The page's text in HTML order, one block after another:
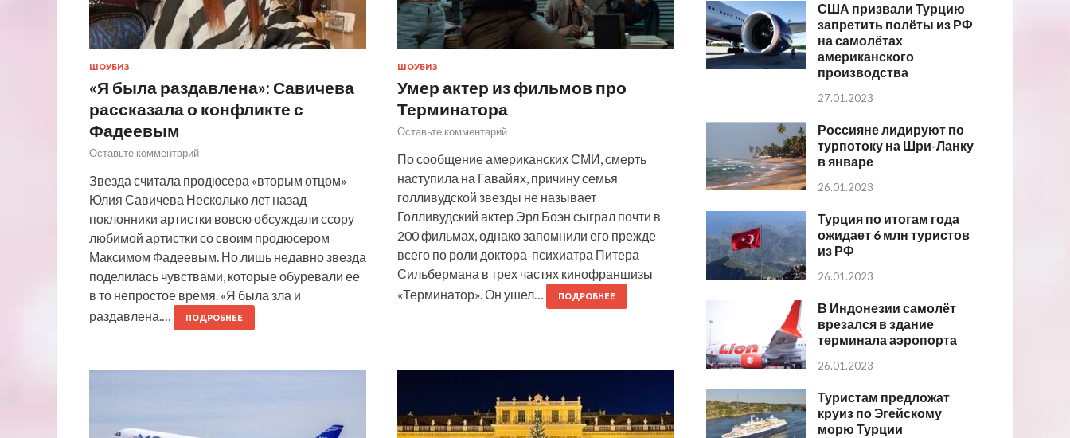
ШОУБИЗ
«Я была раздавлена»: Савичева
рассказала о конфликте с
Фадеевым
Оставьте комментарий
Звезда считала продюсера «вторым отцом»
Юлия Савичева Несколько лет назад
поклонники артистки вовсю обсуждали ссору
любимой артистки со своим продюсером
Максимом Фадеевым. Но лишь недавно звезда
поделилась чувствами, которые обуревали ее
в то непростое время. «Я была зла и
раздавлена.…
ПОДРОБНЕЕ
ШОУБИЗ
Умер актер из фильмов про
Терминатора
Оставьте комментарий
По сообщение американских СМИ, смерть
наступила на Гавайях, причину семья
голливудской звезды не называет
Голливудский актер Эрл Боэн сыграл почти в
200 фильмах, однако запомнили его прежде
всего по роли доктора-психиатра Питера
Сильбермана в трех частях кинофраншизы
«Терминатор». Он ушел…
ПОДРОБНЕЕ
США призвали Турцию
запретить полёты из РФ
на самолётах
американского
производства
27.01.2023
Россияне лидируют по
турпотоку на Шри-Ланку
в январе
26.01.2023
Турция по итогам года
ожидает 6 млн туристов
из РФ
26.01.2023
В Индонезии самолёт
врезался в здание
терминала аэропорта
26.01.2023
Туристам предложат
круиз по Эгейскому
морю Турции